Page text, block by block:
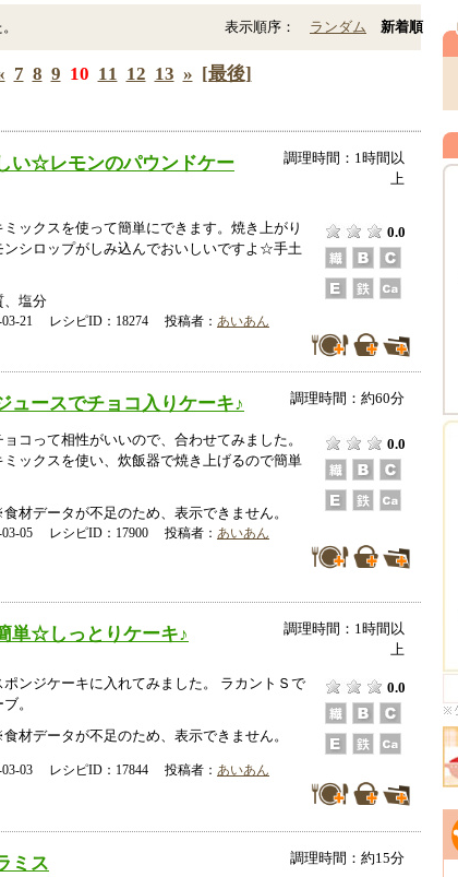
表示順序： ランダム 新着順
7 8 9 10 11 12 13 » [最後]
い☆レモンのパウンドケー
調理時間：1時間以
上
ックスを使って簡単にできます。焼き上がり
ンシロップがしみ込んでおいしいですよ☆手土
0.0
、塩分
03-21 レシピID：18274 投稿者： あいあん
ュースでチョコ入りケーキ♪ 調理時間：約60分
コって相性がいいので、合わせてみました。
ミックスを使い、炊飯器で焼き上げるので簡単
0.0
材データが不足のため、表示できません。
03-05 レシピID：17900 投稿者： あいあん
単☆しっとりケーキ♪
調理時間：1時間以
上
ポンジケーキに入れてみました。 ラカントＳで
。
0.0
材データが不足のため、表示できません。
03-03 レシピID：17844 投稿者： あいあん
ミス 調理時間：約15分